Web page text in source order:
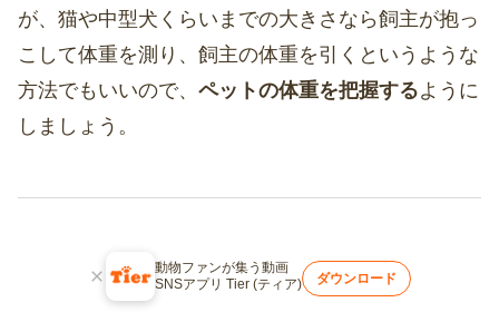
が、猫や中型犬くらいまでの大きさなら飼主が抱っ
こして体重を測り、飼主の体重を引くというような
方法でもいいので、 ペットの体重を把握するように
しましょう。
毎日の健康管理が愛犬・愛猫の寿命を
動物ファンが集う動画
SNSアプリ Tier (ティア)
ダウンロード